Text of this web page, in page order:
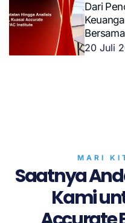
Dari
20 Juli
MARI
Saatnya
Kami